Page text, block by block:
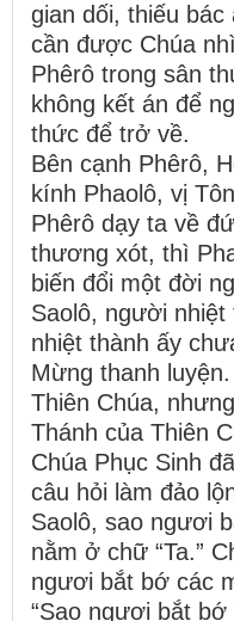
gian dối, thiếu bác
cần được Chúa
Phêrô trong sân
không kết án để
thức để trở về.
Bên cạnh Phêrô,
kính Phaolô, vị
Phêrô dạy ta về
thương xót, thì
biến đổi một đời
Saolô, người
nhiệt thành ấy
Mừng thanh
Thiên Chúa,
Thánh của Thiên
Chúa Phục Sinh
câu hỏi làm đảo
Saolô, sao ngươi
nằm ở chữ “Ta.”
ngươi bắt bớ các
“Sao ngươi bắt bớ